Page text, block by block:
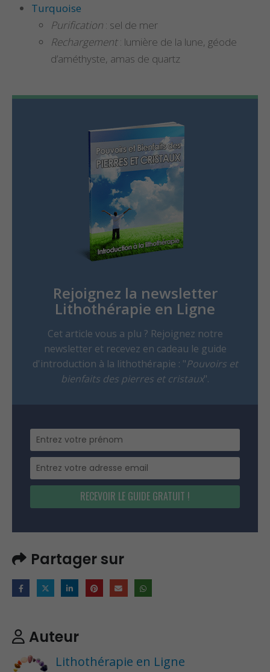
Turquoise
Purification : sel de mer
Rechargement: lumière de la lune, géode
d’améthyste, amas de quartz
Rejoignez la newsletter
Lithothérapie en Ligne
Cet article vous a plu ? Rejoignez notre
newsletter et recevez en cadeau le guide
d'introduction à la lithothérapie : "Pouvoirs et
bienfaits des pierres et cristaux".
RECEVOIR LE GUIDE GRATUIT !
Partager sur
Auteur
Lithothérapie en Ligne